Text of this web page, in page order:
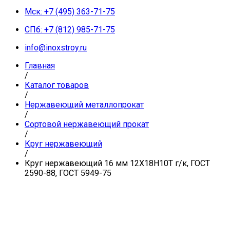
Мск: +7 (495) 363-71-75
СПб: +7 (812) 985-71-75
info@inoxstroy.ru
Главная
/
Каталог товаров
/
Нержавеющий металлопрокат
/
Сортовой нержавеющий прокат
/
Круг нержавеющий
/
Круг нержавеющий 16 мм 12Х18Н10Т г/к, ГОСТ
2590-88, ГОСТ 5949-75